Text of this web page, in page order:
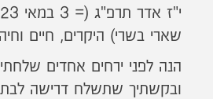
שארי בשרי) היקרים, חיים
הנה לפני ירחים אחדים
ובקשתיך שתשלח דרישה